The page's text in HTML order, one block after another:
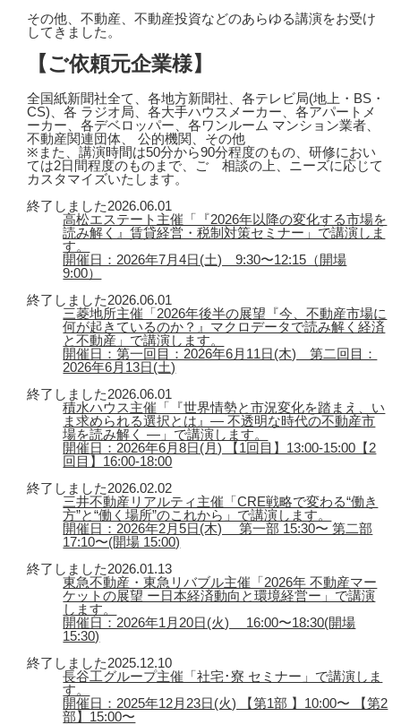
その他、不動産、不動産投資などのあらゆる講演をお受け
してきました。
【ご依頼元企業様】
全国紙新聞社全て、各地方新聞社、各テレビ局(地上・BS・
CS)、各 ラジオ局、各大手ハウスメーカー、各アパートメ
ーカー、各デベロッパー、各ワンルーム マンション業者、
不動産関連団体、 公的機関、その他
※また、講演時間は50分から90分程度のもの、研修におい
ては2日間程度のものまで、ご゙相談の上、ニーズに応じて
カスタマイズいたします。
終了しました2026.06.01
高松エステート主催「『2026年以降の変化する市場を
読み解く』賃貸経営・税制対策セミナー」で講演しま
す。
開催日：2026年7月4日(土) 9:30〜12:15（開場
9:00）
終了しました2026.06.01
三菱地所主催「2026年後半の展望『今、不動産市場に
何が起きているのか？』マクロデータで読み解く経済
と不動産」で講演します。
開催日：第一回目：2026年6月11日(木) 第二回目：
2026年6月13日(土)
終了しました2026.06.01
積水ハウス主催「『世界情勢と市況変化を踏まえ、い
ま求められる選択とは』― 不透明な時代の不動産市
場を読み解く ―」で講演します。
開催日：2026年6月8日(月) 【1回目】13:00-15:00【2
回目】16:00-18:00
終了しました2026.02.02
三井不動産リアルティ主催「CRE戦略で変わる“働き
方”と“働く場所”のこれから」で講演します。
開催日：2026年2月5日(木) 第一部 15:30〜 第二部
17:10〜(開場 15:00)
終了しました2026.01.13
東急不動産・東急リバブル主催「2026年 不動産マー
ケットの展望 ー日本経済動向と環境経営ー」で講演
します。
開催日：2026年1月20日(火) 16:00〜18:30(開場
15:30)
終了しました2025.12.10
長谷工グループ主催「社宅･寮 セミナー」で講演しま
す。
開催日：2025年12月23日(火) 【第1部 】10:00〜 【第2
部】15:00〜